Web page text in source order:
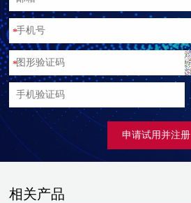
*
*
申请试用并注册
相关产品